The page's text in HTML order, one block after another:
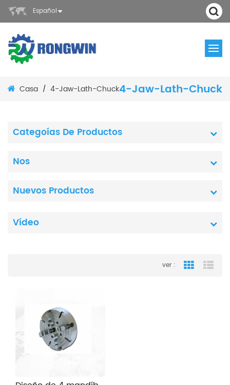
Español
4-Jaw-Lath-Chuck
Casa / 4-Jaw-Lath-Chuck
Categoías De Productos
Nos
Nuevos Productos
Vídeo
ver : Grid View